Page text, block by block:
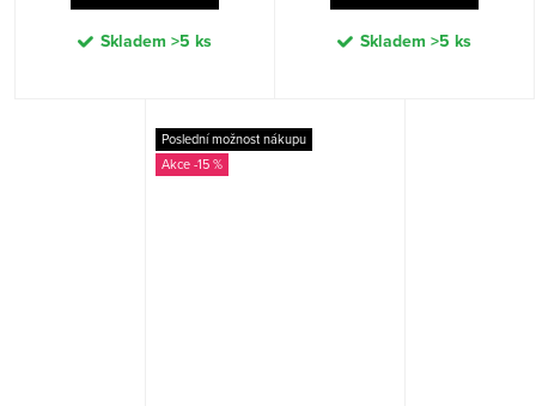
Skladem >5 ks Skladem >5 ks
Poslední možnost nákupu
-15 %